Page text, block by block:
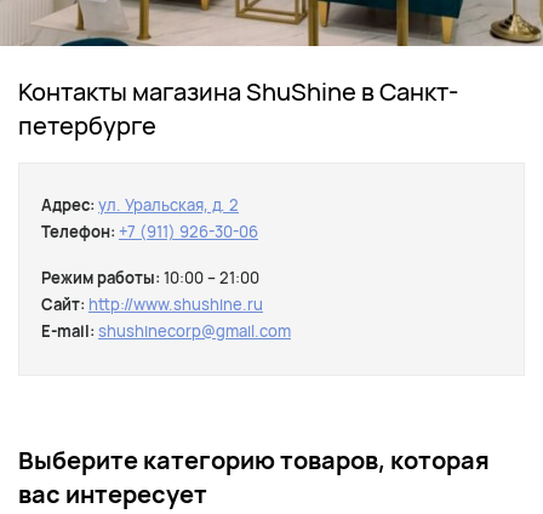
Контакты магазина ShuShine в Санкт-
петербурге
Адрес: ул. Уральская, д. 2
Телефон: +7 (911) 926-30-06
Режим работы: 10:00 – 21:00
Сайт: http://www.shushine.ru
E-mail: shushinecorp@gmail.com
Выберите категорию товаров, которая
вас интересует